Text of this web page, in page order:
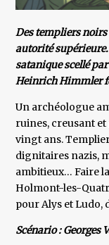
Des templiers
autorité supérieure.
satanique scellé
Heinrich Himmler
Un archéologue
ruines, creusant et
vingt ans.
dignitaires nazis,
ambitieux… Faire
Holmont-les-
pour Alys et Ludo,
Scénario : Georges